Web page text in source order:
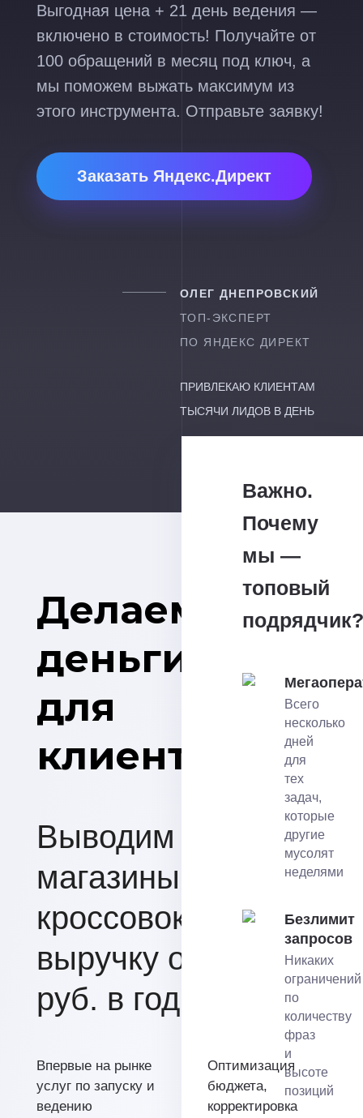
Выгодная цена + 21 день ведения —
включено в стоимость! Получайте от
100 обращений в месяц под ключ, а
мы поможем выжать максимум из
этого инструмента. Отправьте заявку!
Заказать Яндекс.Директ
ОЛЕГ ДНЕПРОВСКИЙ
ТОП-ЭКСПЕРТ
ПО ЯНДЕКС ДИРЕКТ
ПРИВЛЕКАЮ КЛИЕНТАМ
ТЫСЯЧИ ЛИДОВ В ДЕНЬ
Делаем
деньги
для
клиентов
Выводим
магазины
кроссовок на
выручку от 15 млн.
руб. в год.
Важно.
Почему
мы —
топовый
подрядчик?
Всего
несколько
дней
для
тех
задач,
которые
другие
мусолят
неделями
Безлимит
запросов
Никаких
ограничений
по
количеству
фраз
и
высоте
позиций
Впервые на рынке
услуг по запуску и
ведению
Оптимизация
бюджета,
корректировка